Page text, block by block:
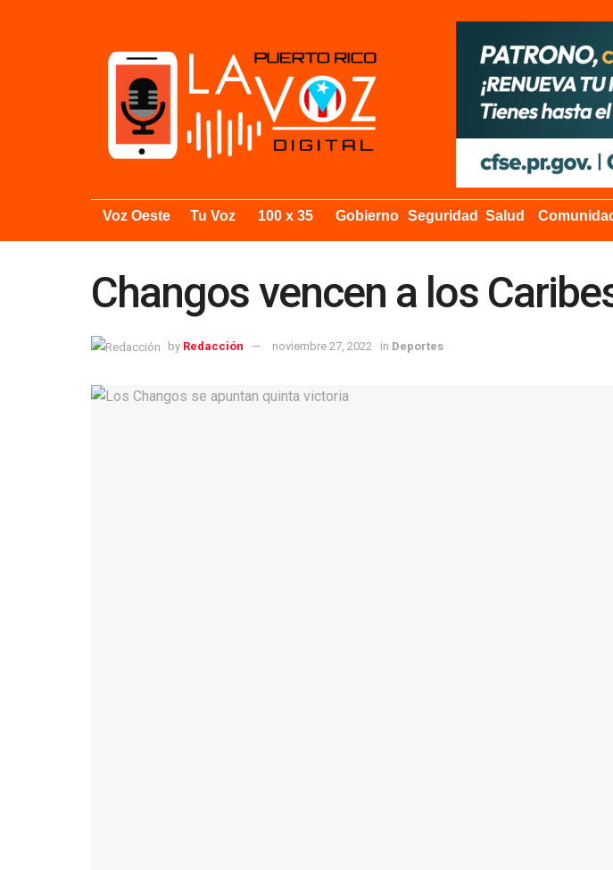
Voz Oeste Tu Voz 100 x 35 Gobierno Seguridad Salud
Changos vencen a los
by Redacción noviembre 27, 2022 in Deportes